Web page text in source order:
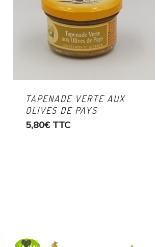
TAPENADE VERTE AUX
OLIVES DE PAYS
5,80€ TTC